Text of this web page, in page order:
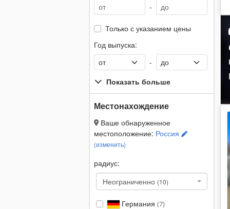
-
Только с указанием цены
Год выпуска:
-
Показать больше
Местонахождение
Ваше обнаруженное
местоположение: Россия
(изменить)
радиус:
Неограниченно (10)
Германия (7)